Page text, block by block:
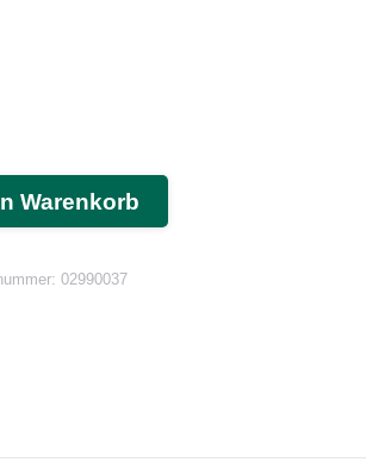
Warenkorb
02990037